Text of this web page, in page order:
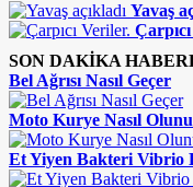
Yavaş
SON DAKİKA
Bel Ağrısı Nasıl Geçer
Moto Kurye Nasıl
Et Yiyen Bakteri Vibrio